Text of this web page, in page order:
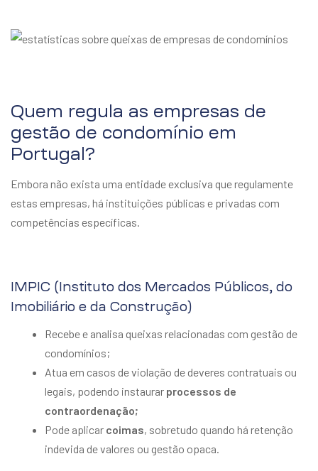
Quem regula as empresas de
gestão de condomínio em
Portugal?
Embora não exista uma entidade exclusiva que regulamente
estas empresas, há instituições públicas e privadas com
competências específicas.
IMPIC (Instituto dos Mercados Públicos, do
Imobiliário e da Construção)
Recebe e analisa queixas relacionadas com gestão de
condomínios;
Atua em casos de violação de deveres contratuais ou
legais, podendo instaurar processos de
contraordenação;
Pode aplicar coimas, sobretudo quando há retenção
indevida de valores ou gestão opaca.